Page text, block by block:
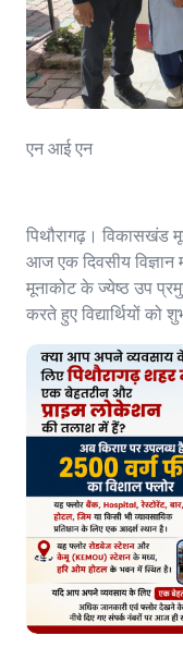
एन आई एन
पिथौरागढ़। विकासखंड
आज एक दिवसीय
मूनाकोट के ज्येष्ठ उप
करते हुए विद्यार्थियों को